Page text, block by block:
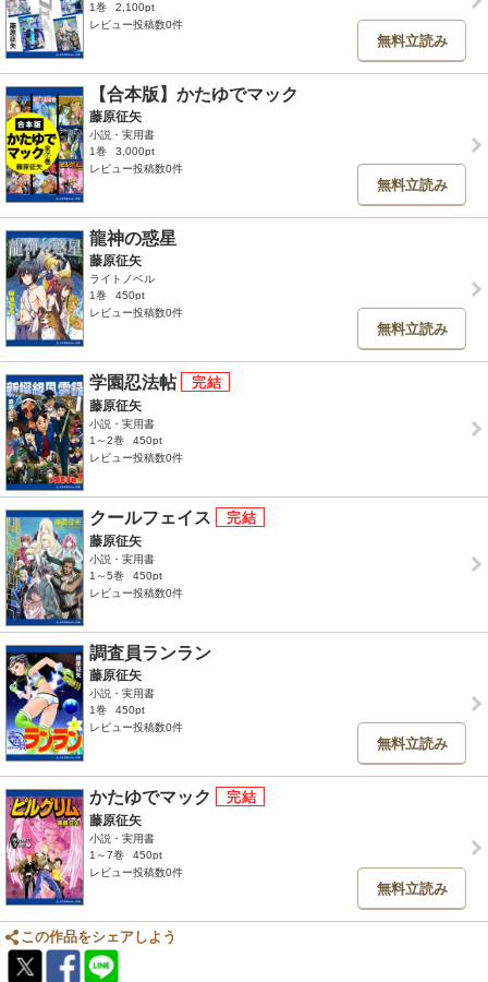
1巻
2,100pt
レビュー投稿数0件
無料立読み
【合本版】かたゆでマック
藤原征矢
小説・実用書
1巻
3,000pt
レビュー投稿数0件
無料立読み
龍神の惑星
藤原征矢
ライトノベル
1巻
450pt
レビュー投稿数0件
無料立読み
学園忍法帖
藤原征矢
小説・実用書
1～2巻
450pt
レビュー投稿数0件
クールフェイス
藤原征矢
小説・実用書
1～5巻
450pt
レビュー投稿数0件
調査員ランラン
藤原征矢
小説・実用書
1巻
450pt
レビュー投稿数0件
無料立読み
かたゆでマック
藤原征矢
小説・実用書
1～7巻
450pt
レビュー投稿数0件
無料立読み
この作品をシェアしよう